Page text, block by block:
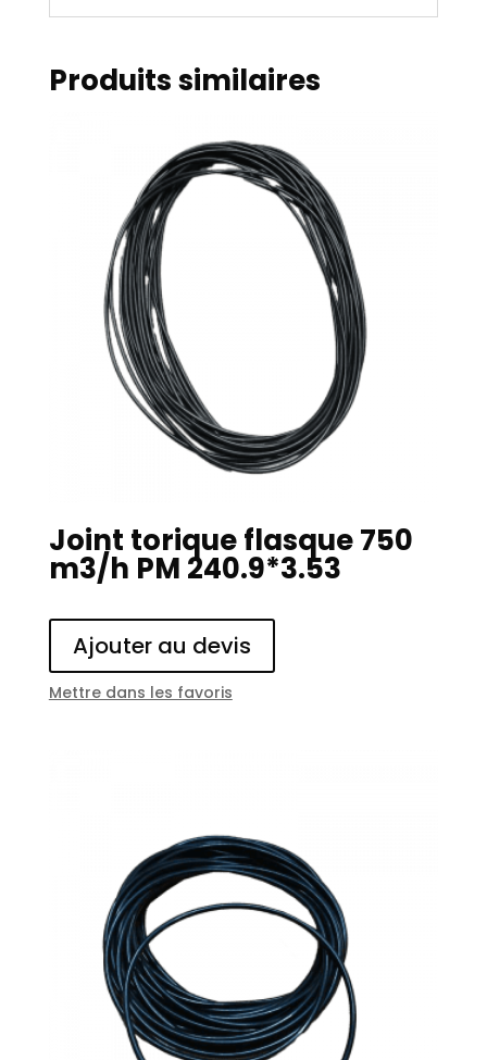
Produits similaires
Joint torique flasque 750
m3/h PM 240.9*3.53
Ajouter au devis
Mettre dans les favoris